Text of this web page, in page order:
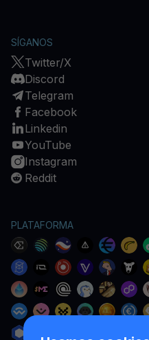
SÍGANOS
Twitter/X
Discord
Telegram
Facebook
Linkedin
YouTube
Instagram
Reddit
PLATAFORMA